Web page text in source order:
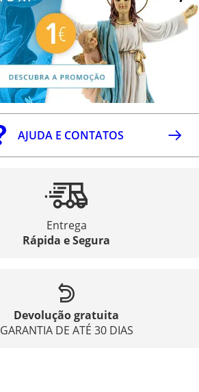
AJUDA E CONTATOS
Entrega
Rápida e Segura
Devolução gratuita
GARANTIA DE ATÉ 30 DIAS